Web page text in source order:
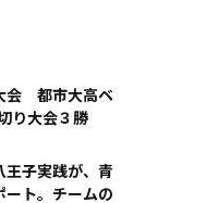
会 都市大高ベ
り大会３勝
王子実践が、青
ト。チームの